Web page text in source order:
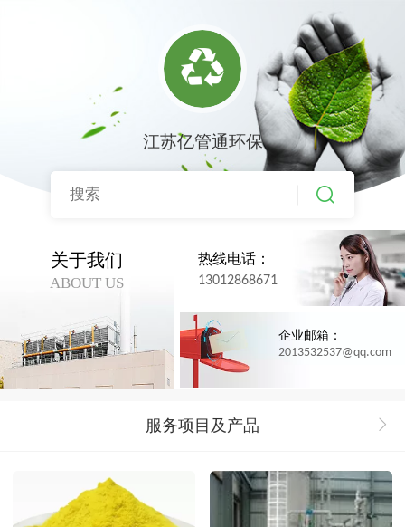
江苏亿管通环保
关于我们
ABOUT US
热线电话：
13012868671
企业邮箱：
2013532537@qq.com
服务项目及产品